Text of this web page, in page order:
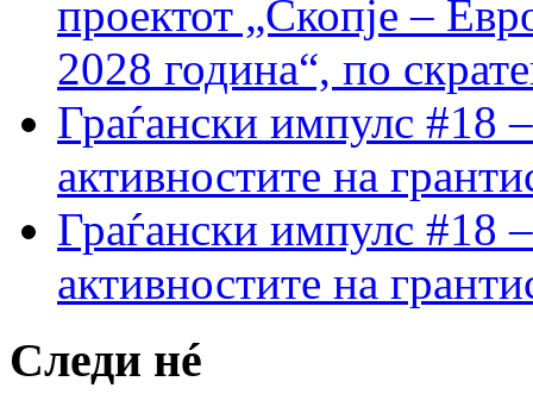
проектот „Скопје –
2028 година“, по
Граѓански импулс #18
активностите на
Граѓански импулс #18
активностите на
Следи нé